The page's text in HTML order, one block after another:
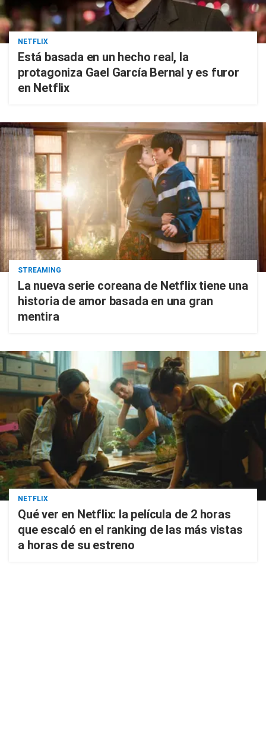
NETFLIX
Está basada en un hecho real, la
protagoniza Gael García Bernal y es furor
en Netflix
STREAMING
La nueva serie coreana de Netflix tiene una
historia de amor basada en una gran
mentira
NETFLIX
Qué ver en Netflix: la película de 2 horas
que escaló en el ranking de las más vistas
a horas de su estreno